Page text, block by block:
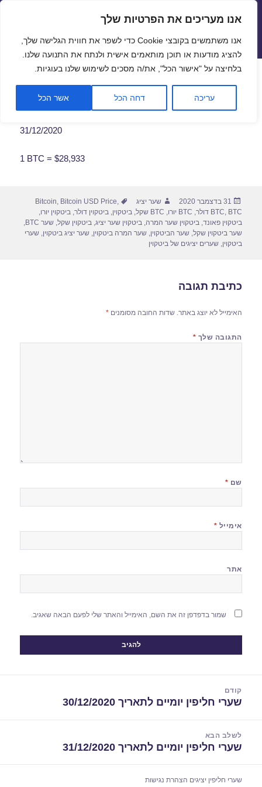
פתח
אנו מעריכים את הפרטיות שלך
אנו משתמשים בקובצי Cookie כדי לשפר את חווית הגלישה שלך,
להציג מודעות או תוכן מותאמים אישית ולנתח את התנועה שלנו.
בלחיצה על "אישור הכל", את/ה מסכים לשימוש שלנו בעוגיות.
עריכה דחה הכל אשר הכל
שערי חליפין יציגים – שער יציג
תפריטים
ווידג'טים
שער ביטקוין לתאריך 31/12/2020
31/12/2020
1 BTC = $28,933
פורסם
בתאריך
31 בדצמבר 2020 מחבר
שער יציג תגיות Bitcoin, Bitcoin USD Price,
BTC, BTC דולר , BTC יורו , BTC שקל ,ביטקוין,ביטקוין דולר,ביטקוין יורו,
ביטקוין פאונד,ביטקוין שער המרה,ביטקוין שער יציג,ביטקוין שקל,שער BTC
,
שער ביטקוין שקל,שער הביטקוין,שער המרה ביטקוין,שער יציג ביטקוין,שערי
ביטקוין,שערים יציגים של ביטקוין
כתיבת תגובה
האימייל לא יוצג באתר. שדות החובה מסומנים*
התגובה שלך *
שם *
אימייל *
אתר
שמור בדפדפן זה את השם, האימייל והאתר שלי לפעם הבאה שאגיב.
קודם
הפוסט
שערי חליפין יומיים לתאריך 30/12/2020
לשלב הבא
הפוסט
שערי חליפין יומיים לתאריך 31/12/2020
שערי חליפין יציגים הצהרת נגישות